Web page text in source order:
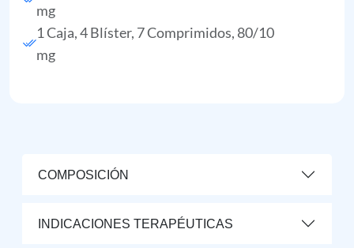
mg
1 Caja, 4 Blíster, 7 Comprimidos, 80/10
mg
COMPOSICIÓN
INDICACIONES TERAPÉUTICAS